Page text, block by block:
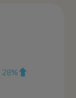
permite
divididos.